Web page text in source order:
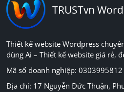
TRUSTvn
Thiết kế website Wordpress
dùng Ai – Thiết kế website giá rẻ,
Mã số doanh nghiệp: 0303995812
Địa chỉ: 17 Nguyễn Đức Thuận,